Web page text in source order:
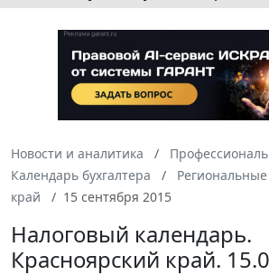
Новости и аналитика
Календарь бухгалтера
Региональные
край
15 сентября 2015
Налоговый календарь.
Красноярский край.